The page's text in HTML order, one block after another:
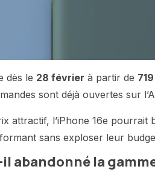
dès le 28 février à partir de
sont déjà ouvertes sur
attractif, l’iPhone 16e
sans exploser leur
abandonné la